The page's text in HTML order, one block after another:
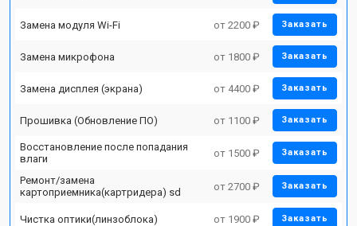
Замена модуля Wi-Fi от 2200 ₽ Заказать
Замена микрофона от 1800 ₽ Заказать
Замена дисплея (экрана) от 4400 ₽ Заказать
Прошивка (Обновление ПО) от 1100 ₽ Заказать
Восстановление после попадания
влаги
от 1500 ₽ Заказать
Ремонт/замена
картоприемника(картридера) sd
от 2700 ₽ Заказать
Чистка оптики(линзоблока) от 1900 ₽ Заказать